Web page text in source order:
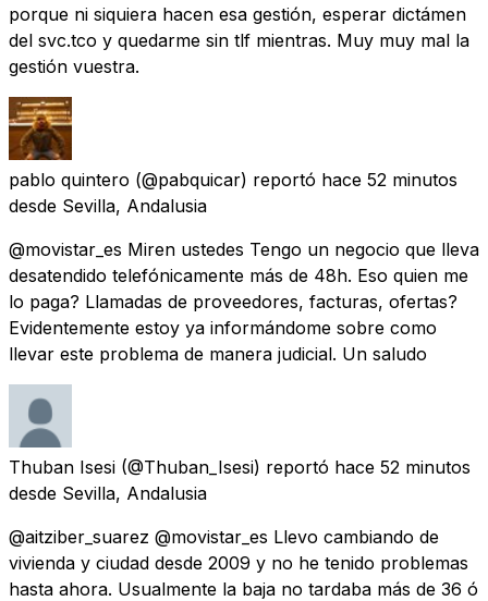
porque ni siquiera hacen esa gestión, esperar dictámen
del svc.tco y quedarme sin tlf mientras. Muy muy mal la
gestión vuestra.
pablo quintero (@pabquicar) reportó hace 52 minutos
desde Sevilla, Andalusia
@movistar_es Miren ustedes Tengo un negocio que lleva
desatendido telefónicamente más de 48h. Eso quien me
lo paga? Llamadas de proveedores, facturas, ofertas?
Evidentemente estoy ya informándome sobre como
llevar este problema de manera judicial. Un saludo
Thuban Isesi (@Thuban_Isesi) reportó hace 52 minutos
desde Sevilla, Andalusia
@aitziber_suarez @movistar_es Llevo cambiando de
vivienda y ciudad desde 2009 y no he tenido problemas
hasta ahora. Usualmente la baja no tardaba más de 36 ó